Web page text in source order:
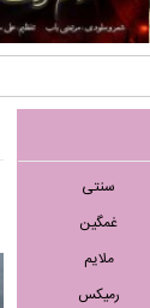
سنتی
غمگین
ملایم
رمیکس